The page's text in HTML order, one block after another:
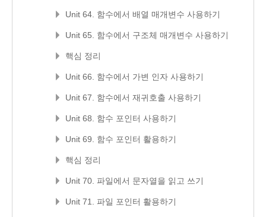
Unit 64. 함수에서 배열 매개변수 사용하기
Unit 65. 함수에서 구조체 매개변수 사용하기
핵심 정리
Unit 66. 함수에서 가변 인자 사용하기
Unit 67. 함수에서 재귀호출 사용하기
Unit 68. 함수 포인터 사용하기
Unit 69. 함수 포인터 활용하기
핵심 정리
Unit 70. 파일에서 문자열을 읽고 쓰기
Unit 71. 파일 포인터 활용하기